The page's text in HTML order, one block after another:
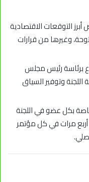
أبرز التوقعات الاقتصادية
وغيرها من قرارات
برئاسة رئيس مجلس
وتوفير السياق
بكل عضو في اللجنة
أربع مرات في كل مؤتمر